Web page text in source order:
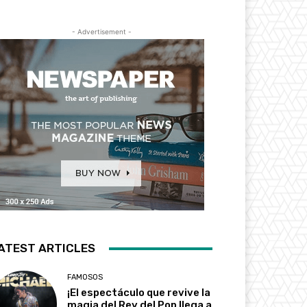
- Advertisement -
ARTICLES
FAMOSOS
¡El espectáculo que revive la